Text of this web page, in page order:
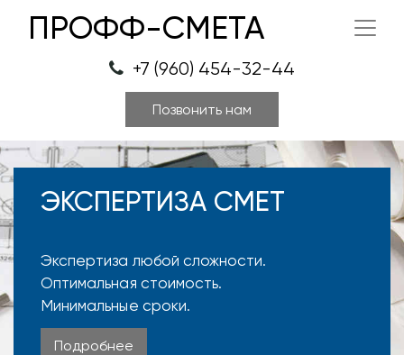
ПРОФФ-СМЕТА
+7 (960) 454-32-44
Позвонить нам
ЭКСПЕРТИЗА СМЕТ
Экспертиза любой сложности.
Оптимальная стоимость.
Минимальные сроки.
Подробнее